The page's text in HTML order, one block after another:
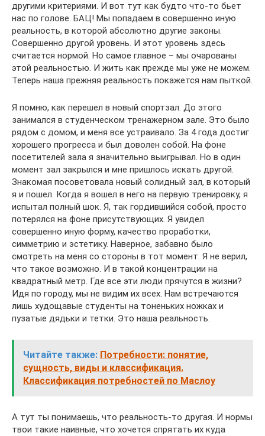
другими критериями. И вот тут как будто что-то бьет
нас по голове. БАЦ! Мы попадаем в совершенно иную
реальность, в которой абсолютно другие законы.
Совершенно другой уровень. И этот уровень здесь
считается нормой. Но самое главное – мы очарованы
этой реальностью. И жить как прежде мы уже не можем.
Теперь наша прежняя реальность покажется нам пыткой.
Я помню, как перешел в новый спортзал. До этого
занимался в студенческом тренажерном зале. Это было
рядом с домом, и меня все устраивало. За 4 года достиг
хорошего прогресса и был доволен собой. На фоне
посетителей зала я значительно выигрывал. Но в один
момент зал закрылся и мне пришлось искать другой.
Знакомая посоветовала новый солидный зал, в который
я и пошел. Когда я вошел в него на первую тренировку, я
испытал полный шок. Я, так гордившийся собой, просто
потерялся на фоне присутствующих. Я увидел
совершенно иную форму, качество проработки,
симметрию и эстетику. Наверное, забавно было
смотреть на меня со стороны в тот момент. Я не верил,
что такое возможно. И в такой концентрации на
квадратный метр. Где все эти люди прячутся в жизни?
Идя по городу, мы не видим их всех. Нам встречаются
лишь худощавые студенты на тоненьких ножках и
пузатые дядьки и тетки. Это наша реальность.
Читайте также: Потребности: понятие,
сущность, виды и классификация.
Классификация потребностей по Маслоу
А тут ты понимаешь, что реальность-то другая. И нормы
твои такие наивные, что хочется спрятать их куда